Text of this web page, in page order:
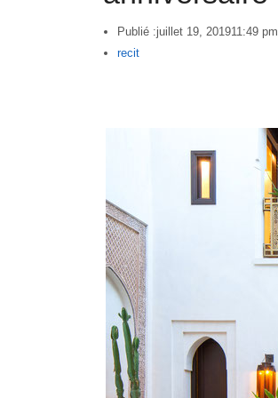
Publié :juillet 19, 201911:49 pm
Author
recit